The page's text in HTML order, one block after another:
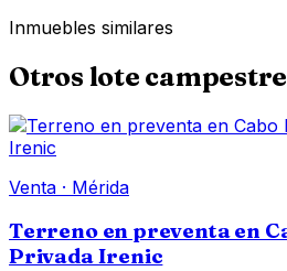
Inmuebles similares
Otros lote campestre
Venta · Mérida
Terreno en preventa en
Privada Irenic